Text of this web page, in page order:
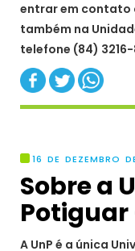
entrar em contato
também na
telefone (84)
16 DE DEZEMBRO
Sobre a
Potiguar
A UnP é a única